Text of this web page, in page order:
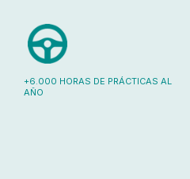
+6.000 HORAS DE PRÁCTICAS AL
AÑO